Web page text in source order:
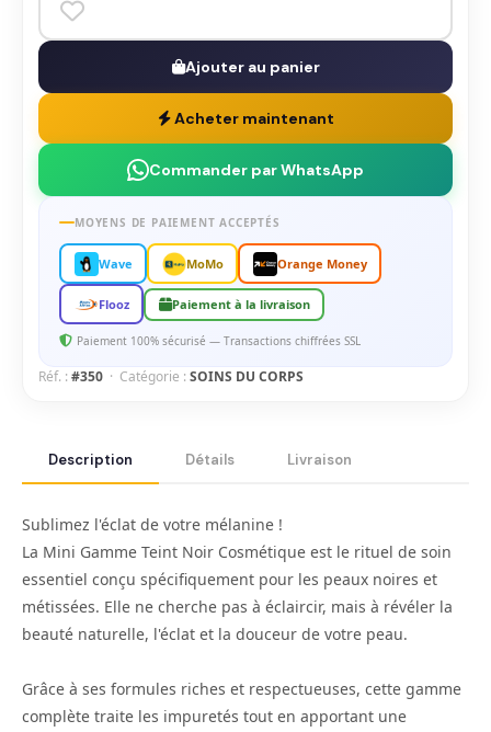
Ajouter au panier
Acheter maintenant
Commander par WhatsApp
MOYENS DE PAIEMENT ACCEPTÉS
Wave MoMo Orange Money
Flooz Paiement à la livraison
Paiement 100% sécurisé — Transactions chiffrées SSL
Réf. : #350 · Catégorie : SOINS DU CORPS
Description Détails Livraison
Sublimez l'éclat de votre mélanine !
La Mini Gamme Teint Noir Cosmétique est le rituel de soin
essentiel conçu spécifiquement pour les peaux noires et
métissées. Elle ne cherche pas à éclaircir, mais à révéler la
beauté naturelle, l'éclat et la douceur de votre peau.
Grâce à ses formules riches et respectueuses, cette gamme
complète traite les impuretés tout en apportant une